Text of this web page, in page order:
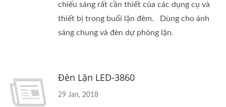
chiếu sáng rất cần thiết của các dụng cụ và
thiết bị trong buổi lặn đêm. Dùng cho ánh
sáng chung và đèn dự phòng lặn.
Đèn Lặn LED-3860
29 Jan, 2018